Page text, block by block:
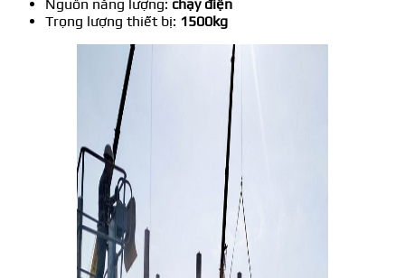
Nguồn năng lượng: chạy điện
Trọng lượng thiết bị: 1500kg